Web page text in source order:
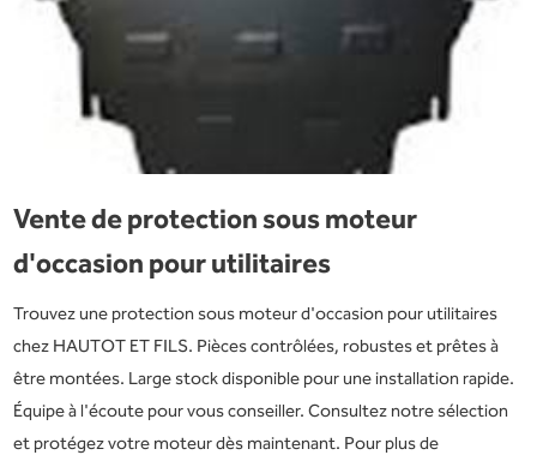
Vente de protection sous moteur
d'occasion pour utilitaires
Trouvez une protection sous moteur d'occasion pour utilitaires
chez HAUTOT ET FILS. Pièces contrôlées, robustes et prêtes à
être montées. Large stock disponible pour une installation rapide.
Équipe à l'écoute pour vous conseiller. Consultez notre sélection
et protégez votre moteur dès maintenant. Pour plus de